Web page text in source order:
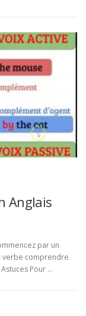
Anglais
par un
verbe comprendre
Pour …